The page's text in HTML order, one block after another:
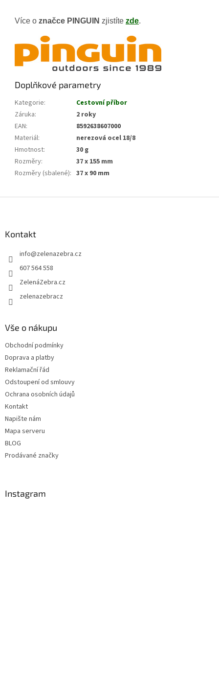
Více o značce PINGUIN zjistíte zde.
Doplňkové parametry
Kategorie:
Cestovní příbor
Záruka:
2 roky
EAN:
8592638607000
Materiál:
nerezová ocel 18/8
Hmotnost:
30 g
Rozměry:
37 x 155 mm
Rozměry (sbalené): 37 x 90 mm
Kontakt
info@zelenazebra.cz
607 564 558
ZelenáZebra.cz
zelenazebracz
Vše o nákupu
Obchodní podmínky
Doprava a platby
Reklamační řád
Odstoupení od smlouvy
Ochrana osobních údajů
Kontakt
Napište nám
Mapa serveru
BLOG
Prodávané značky
Instagram